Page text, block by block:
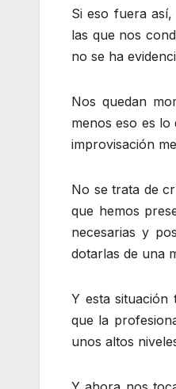
Si eso fuera
las que nos
no se ha
Nos quedan
menos eso es
improvisación
No se trata de
que hemos
necesarias y
dotarlas de una
Y esta situación
que la
unos altos